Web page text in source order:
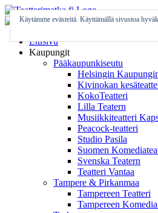
Skip
to
Etusivu
Kaupungit
Pääkaupunkiseutu
Helsingin
Kivinokan
KokoTeatteri
Lilla Teatern
Musiikkiteatteri
Peacock-teatteri
Studio Pasila
Suomen
Svenska Teatern
Teatteri Vantaa
Tampere & Pirkanmaa
Tampereen Teatteri
Tampereen
Käytämme evästeitä. Käyttämällä sivustoa